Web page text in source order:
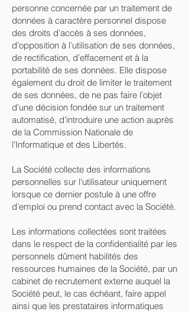
personne concernée par un traitement de
données à caractère personnel dispose
des droits d’accès à ses données,
d’opposition à l’utilisation de ses données,
de rectification, d’effacement et à la
portabilité de ses données. Elle dispose
également du droit de limiter le traitement
de ses données, de ne pas faire l’objet
d’une décision fondée sur un traitement
automatisé, d’introduire une action auprès
de la Commission Nationale de
l’Informatique et des Libertés.
La Société collecte des informations
personnelles sur l'utilisateur uniquement
lorsque ce dernier postule à une offre
d’emploi ou prend contact avec la Société.
Les informations collectées sont traitées
dans le respect de la confidentialité par les
personnels dûment habilités des
ressources humaines de la Société, par un
cabinet de recrutement externe auquel la
Société peut, le cas échéant, faire appel
ainsi que les prestataires informatiques